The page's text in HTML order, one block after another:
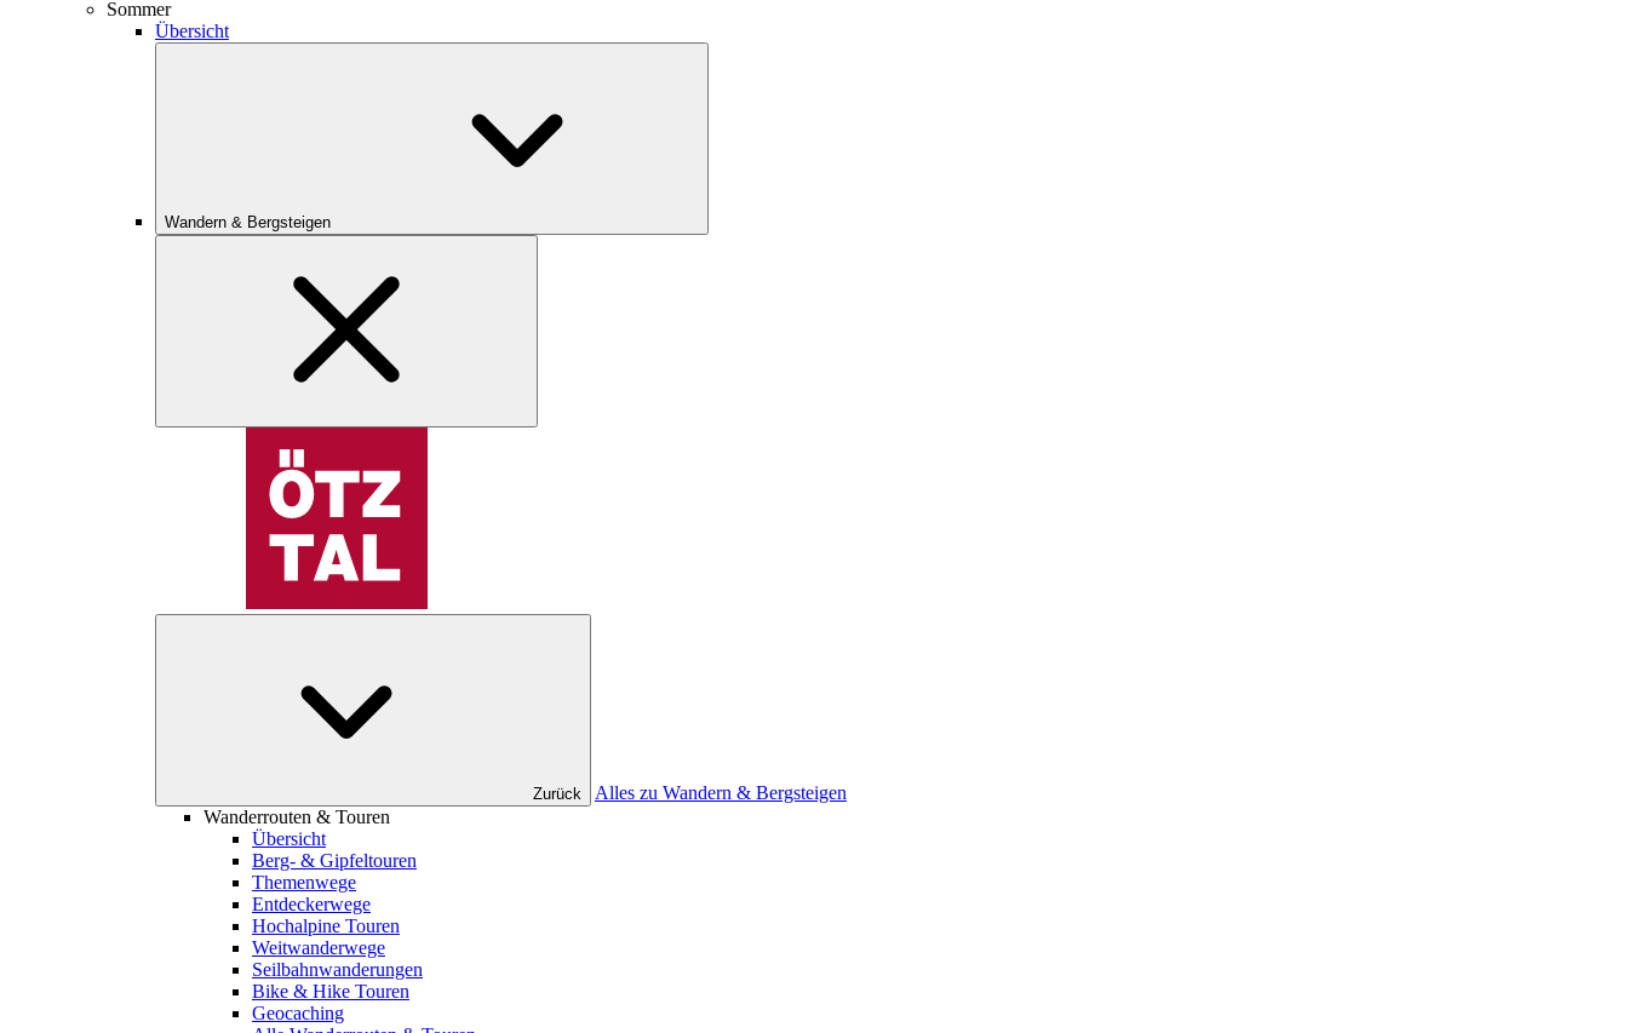
Sommer
Übersicht
Wandern & Bergsteigen
Zurück
Alles zu Wandern & Bergsteigen
Wanderrouten & Touren
Übersicht
Berg- & Gipfeltouren
Themenwege
Entdeckerwege
Hochalpine Touren
Weitwanderwege
Seilbahnwanderungen
Bike & Hike Touren
Geocaching